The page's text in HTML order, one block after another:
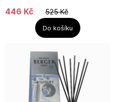
neutralizuje zápachy po domácích
mazlíčích, a to díky...
446 Kč 525Kč
Do košíku